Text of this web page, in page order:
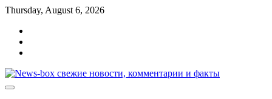
Перейти
содержимому
Thursday, August 6, 2026